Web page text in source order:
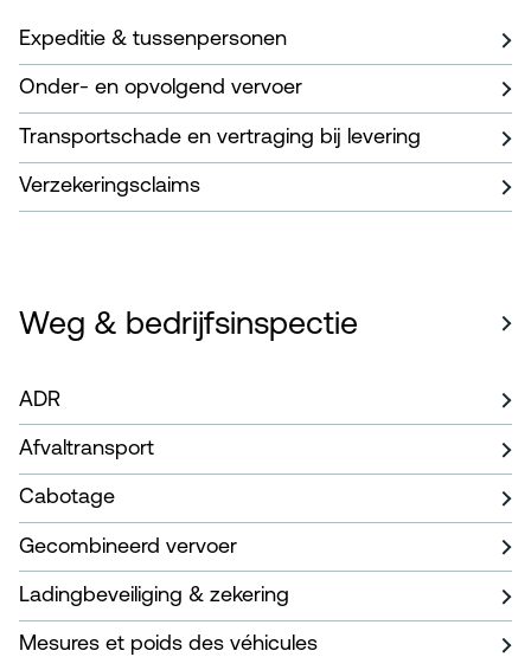
Expeditie & tussenpersonen
Onder- en opvolgend vervoer
Transportschade en vertraging bij levering
Verzekeringsclaims
Weg & bedrijfsinspectie
ADR
Afvaltransport
Cabotage
Gecombineerd vervoer
Ladingbeveiliging & zekering
Mesures et poids des véhicules